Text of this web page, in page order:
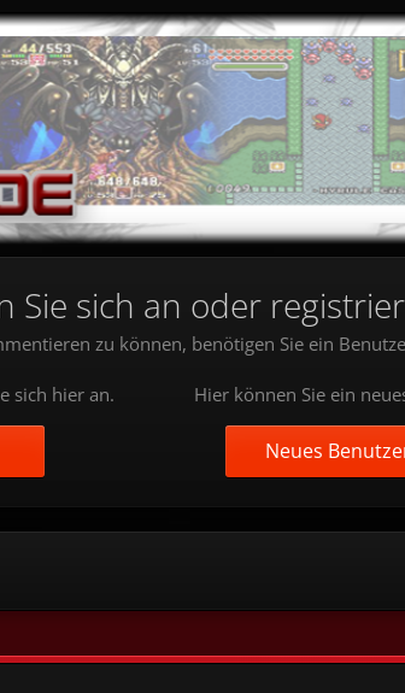
Sie sich an oder
zu können, benötigen Sie ein
sich hier an. Hier können Sie ein
Neues